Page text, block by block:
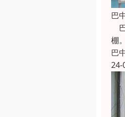
巴
棚
巴
24-